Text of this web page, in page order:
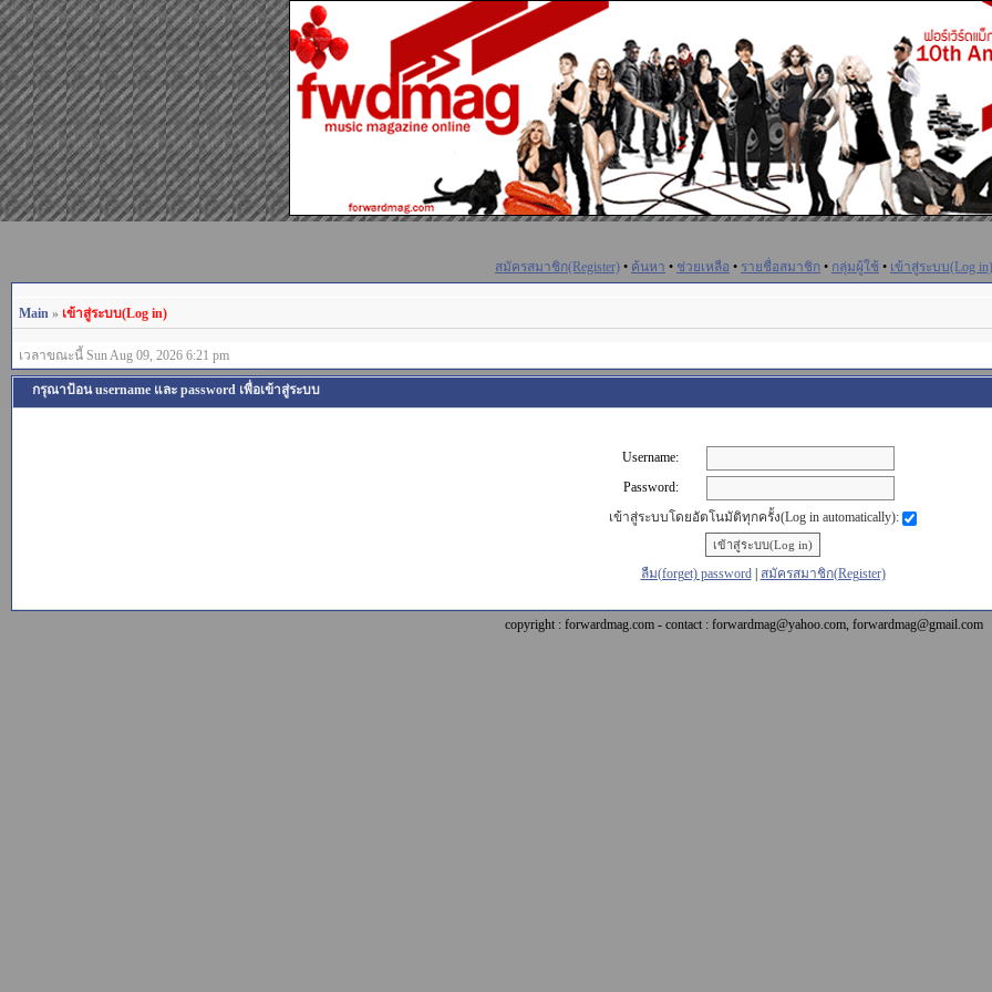
สมัครสมาชิก(Register) • ค้นหา • ช่วยเหลือ • รายชื่อสมาชิก • กลุ่มผู้ใช้ • เข้าสู่ระบบ(Log in)
Main » เข้าสู่ระบบ(Log in)
เวลาขณะนี้ Sun Aug 09, 2026 6:21 pm
กรุณาป้อน username และ password เพื่อเข้าสู่ระบบ
Username:
Password:
เข้าสู่ระบบโดยอัตโนมัติทุกครั้ง(Log in automatically):
ลืม(forget) password| สมัครสมาชิก(Register)
copyright : forwardmag.com - contact : forwardmag@yahoo.com, forwardmag@gmail.com